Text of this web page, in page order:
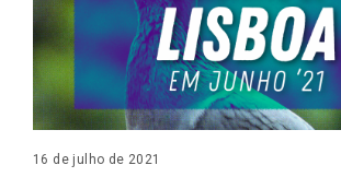
16 de julho de 2021